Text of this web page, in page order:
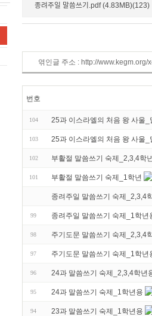
종려주일 말씀쓰기.pdf (4.83MB)(123)
엮인글 주소 : http://
번호
104 25과 이스라엘의 처음 왕 사울
103 25과 이스라엘의 처음 왕 사울
102 부활절 말씀쓰기 숙제_2,3,4학
101 부활절 말씀쓰기 숙제_1학년
종려주일 말씀쓰기 숙제_2,3,4
99 종려주일 말씀쓰기 숙제_1학년
98 주기도문 말씀쓰기 숙제_2,3,4
97 주기도문 말씀쓰기 숙제_1학년
96 24과 말씀쓰기 숙제_2,3,4학년
95 24과 말씀쓰기 숙제_1학년용
94 23과 말씀쓰기 숙제_1학년용